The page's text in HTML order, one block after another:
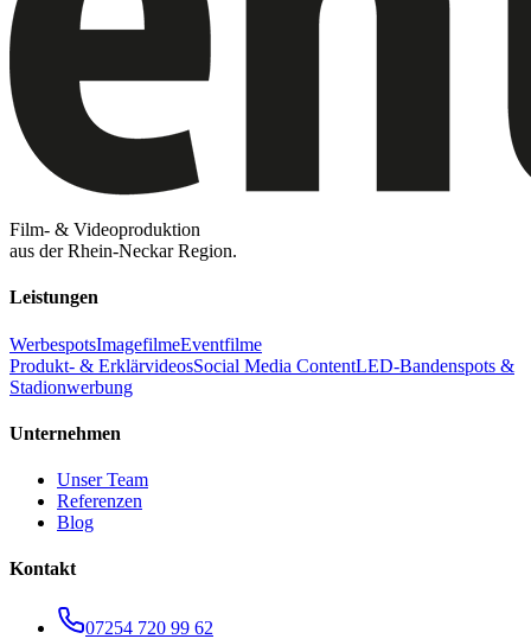
Film- & Videoproduktion
aus der Rhein-Neckar Region.
Leistungen
WerbespotsImagefilmeEventfilme
Produkt- & ErklärvideosSocial Media ContentLED-Bandenspots &
Stadionwerbung
Unternehmen
Unser Team
Referenzen
Blog
Kontakt
07254 720 99 62